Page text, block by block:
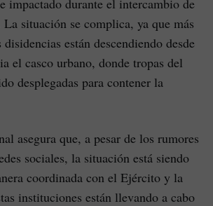
impactado durante el intercambio de
situación se complica, ya que más
están descendiendo desde
el casco urbano, donde tropas del
desplegadas para contener la
asegura que, a pesar de los rumores
sociales, la situación está siendo
coordinada con el Ejército y la
instituciones están llevando a cabo